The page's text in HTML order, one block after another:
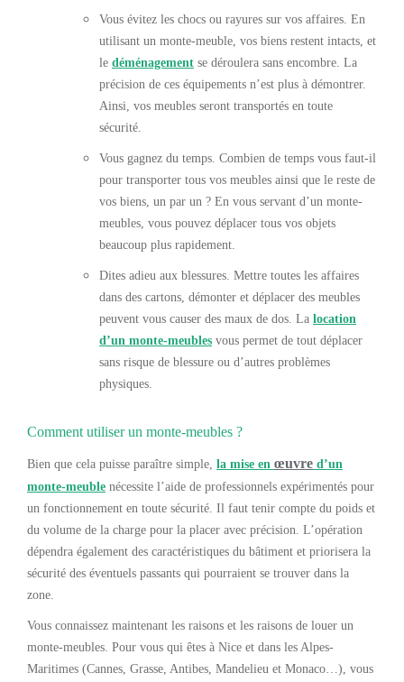
Vous évitez les chocs ou rayures sur vos affaires. En
utilisant un monte-meuble, vos biens restent intacts, et
le déménagement se déroulera sans encombre. La
précision de ces équipements n’est plus à démontrer.
Ainsi, vos meubles seront transportés en toute
sécurité.
Vous gagnez du temps. Combien de temps vous faut-il
pour transporter tous vos meubles ainsi que le reste de
vos biens, un par un ? En vous servant d’un monte-
meubles, vous pouvez déplacer tous vos objets
beaucoup plus rapidement.
Dites adieu aux blessures. Mettre toutes les affaires
dans des cartons, démonter et déplacer des meubles
peuvent vous causer des maux de dos. La location
d’un monte-meubles vous permet de tout déplacer
sans risque de blessure ou d’autres problèmes
physiques.
Comment utiliser un monte-meubles ?
Bien que cela puisse paraître simple, la mise en œuvre d’un
monte-meuble nécessite l’aide de professionnels expérimentés pour
un fonctionnement en toute sécurité. Il faut tenir compte du poids et
du volume de la charge pour la placer avec précision. L’opération
dépendra également des caractéristiques du bâtiment et priorisera la
sécurité des éventuels passants qui pourraient se trouver dans la
zone.
Vous connaissez maintenant les raisons et les raisons de louer un
monte-meubles. Pour vous qui êtes à Nice et dans les Alpes-
Maritimes (Cannes, Grasse, Antibes, Mandelieu et Monaco…), vous